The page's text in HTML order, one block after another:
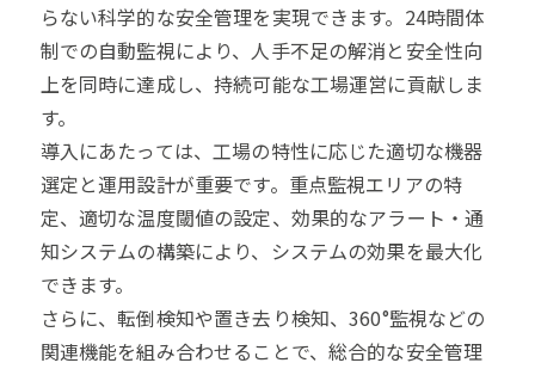
らない科学的な安全管理を実現できます。24時間体
制での自動監視により、人手不足の解消と安全性向
上を同時に達成し、持続可能な工場運営に貢献しま
す。
導入にあたっては、工場の特性に応じた適切な機器
選定と運用設計が重要です。重点監視エリアの特
定、適切な温度閾値の設定、効果的なアラート・通
知システムの構築により、システムの効果を最大化
できます。
さらに、転倒検知や置き去り検知、360°監視などの
関連機能を組み合わせることで、総合的な安全管理